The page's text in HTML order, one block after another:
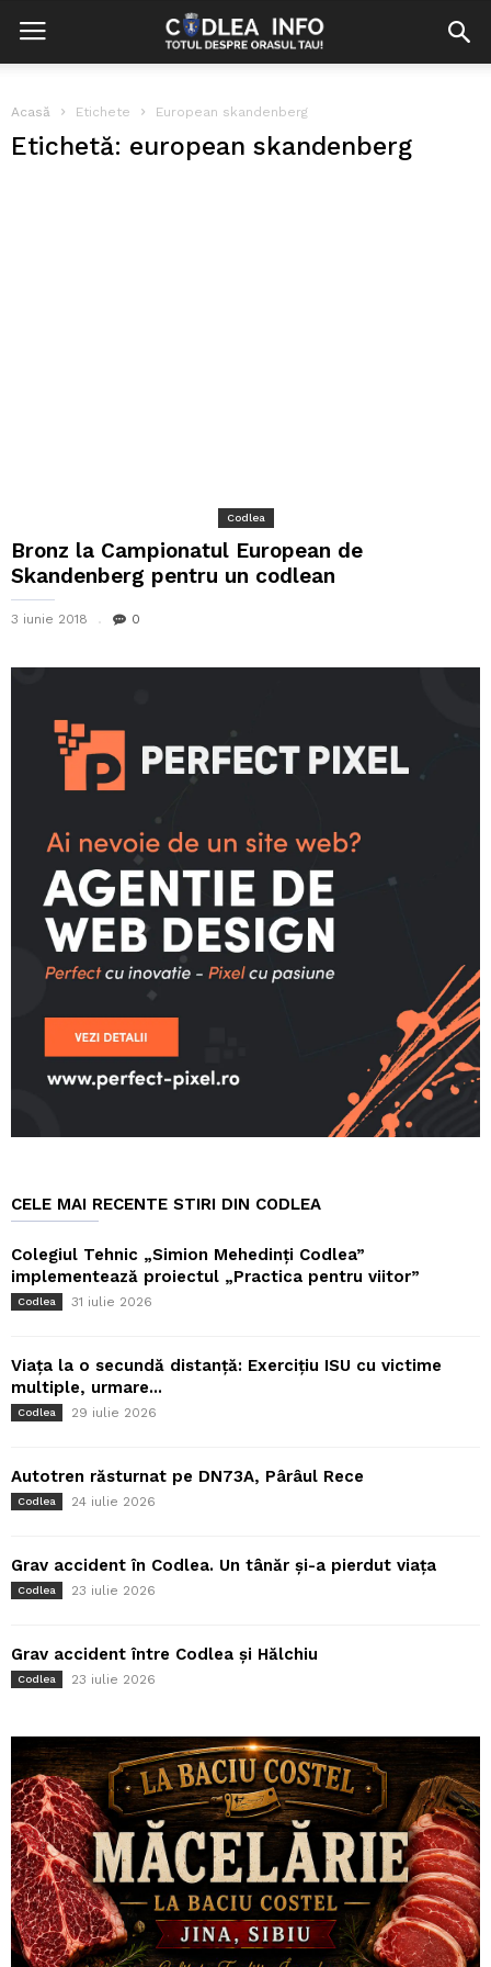
Acasă Etichete European skandenberg
Etichetă: european skandenberg
Codlea
Bronz la Campionatul European de
Skandenberg pentru un codlean
3 iunie 2018 0
CELE MAI RECENTE STIRI DIN CODLEA
Colegiul Tehnic „Simion Mehedinți Codlea”
implementează proiectul „Practica pentru viitor”
Codlea 31 iulie 2026
Viața la o secundă distanță: Exercițiu ISU cu victime
multiple, urmare...
Codlea 29 iulie 2026
Autotren răsturnat pe DN73A, Pârâul Rece
Codlea 24 iulie 2026
Grav accident în Codlea. Un tânăr și-a pierdut viața
Codlea 23 iulie 2026
Grav accident între Codlea și Hălchiu
Codlea 23 iulie 2026